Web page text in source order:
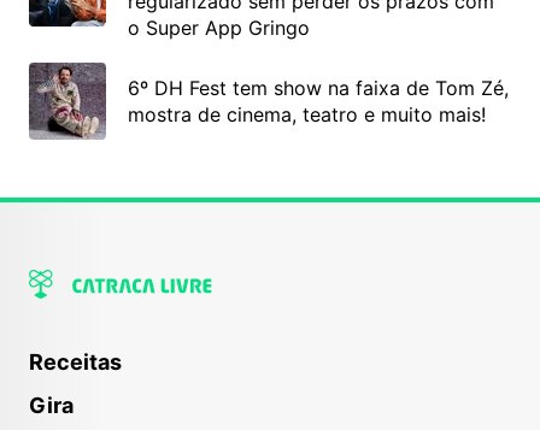
o Super App Gringo
6º DH Fest tem show na faixa de Tom Zé,
mostra de cinema, teatro e muito mais!
Receitas
Gira